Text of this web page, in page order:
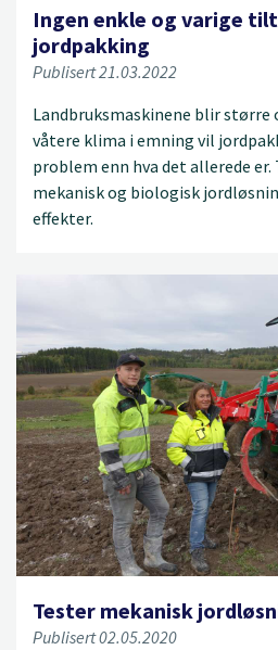
Ingen enkle og varige
jordpakking
Publisert 21.03.2022
Landbruksmaskinene blir større
våtere klima i emning vil
problem enn hva det allerede er.
mekanisk og biologisk
effekter.
Tester mekanisk
Publisert 02.05.2020